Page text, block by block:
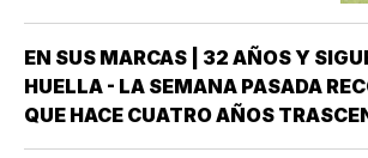
EN SUS MARCAS | 32 AÑOS Y
HUELLA - LA SEMANA PASADA
QUE HACE CUATRO AÑOS
FORMA PARTE DE LA HISTORIA